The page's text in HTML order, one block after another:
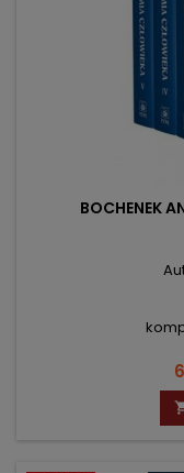
BOCHENEK